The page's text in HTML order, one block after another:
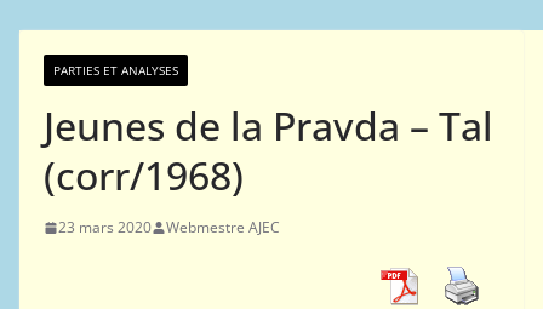
PARTIES ET ANALYSES
Jeunes de la Pravda – Tal
(corr/1968)
23 mars 2020 Webmestre AJEC